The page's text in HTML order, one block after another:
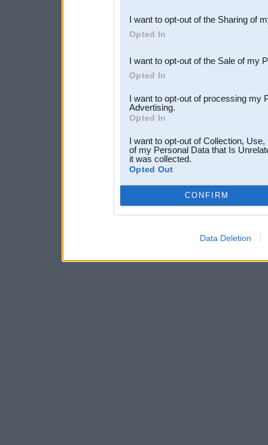
Downstream Participants
third parties.
I want to opt-out of the Sharing of
Opted In
I want to opt-out of the Sale of my
Opted In
I want to opt-out of processing my
Advertising.
Opted In
I want to opt-out of Collection,
of my Personal Data that Is
it was collected.
Opted Out
CONFIRM
Data Deletion